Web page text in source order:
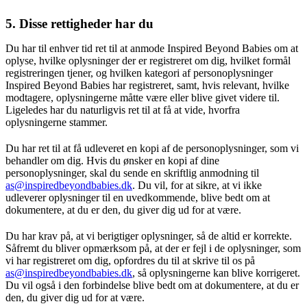
5. Disse rettigheder har du
Du har til enhver tid ret til at anmode Inspired Beyond Babies om at
oplyse, hvilke oplysninger der er registreret om dig, hvilket formål
registreringen tjener, og hvilken kategori af personoplysninger
Inspired Beyond Babies har registreret, samt, hvis relevant, hvilke
modtagere, oplysningerne måtte være eller blive givet videre til.
Ligeledes har du naturligvis ret til at få at vide, hvorfra
oplysningerne stammer.
Du har ret til at få udleveret en kopi af de personoplysninger, som vi
behandler om dig. Hvis du ønsker en kopi af dine
personoplysninger, skal du sende en skriftlig anmodning til
as@inspiredbeyondbabies.dk. Du vil, for at sikre, at vi ikke
udleverer oplysninger til en uvedkommende, blive bedt om at
dokumentere, at du er den, du giver dig ud for at være.
Du har krav på, at vi berigtiger oplysninger, så de altid er korrekte.
Såfremt du bliver opmærksom på, at der er fejl i de oplysninger, som
vi har registreret om dig, opfordres du til at skrive til os på
as@inspiredbeyondbabies.dk, så oplysningerne kan blive korrigeret.
Du vil også i den forbindelse blive bedt om at dokumentere, at du er
den, du giver dig ud for at være.